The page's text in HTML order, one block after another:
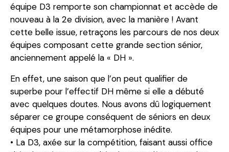
équipe D3 remporte son championnat et accède de
nouveau à la 2e division, avec la manière ! Avant
cette belle issue, retraçons les parcours de nos deux
équipes composant cette grande section sénior,
anciennement appelé la « DH ».
En effet, une saison que l’on peut qualifier de
superbe pour l’effectif DH même si elle a débuté
avec quelques doutes. Nous avons dû logiquement
séparer ce groupe conséquent de séniors en deux
équipes pour une métamorphose inédite.
• La D3, axée sur la compétition, faisant aussi office